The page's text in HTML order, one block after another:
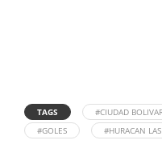
TAGS #CIUDAD
#GOLES
#HURACAN